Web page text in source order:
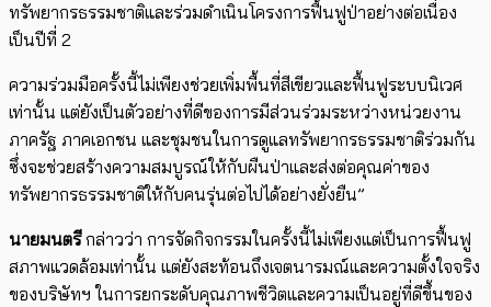
ทรัพยากรธรรมชาติและร่วมดำเนินโครงการฟื้นฟูป่าอย่างต่อเนื่อง
เป็นปีที่ 2
ความร่วมมือครั้งนี้ไม่เพียงช่วยเพิ่มพื้นที่สีเขียวและฟื้นฟูระบบนิเวศ
เท่านั้น แต่ยังเป็นตัวอย่างที่ดีของการมีส่วนร่วมระหว่างหน่วยงาน
ภาครัฐ ภาคเอกชน และชุมชนในการดูแลทรัพยากรธรรมชาติร่วมกัน
ซึ่งจะช่วยสร้างความสมบูรณ์ให้กับผืนป่าและส่งต่อคุณค่าของ
ทรัพยากรธรรมชาติให้กับคนรุ่นต่อไปได้อย่างยั่งยืน”
นายมนตรีกล่าวว่า การจัดกิจกรรมในครั้งนี้ไม่เพียงแต่เป็นการฟื้นฟู
สภาพแวดล้อมเท่านั้น แต่ยังสะท้อนถึงเจตนารมณ์และความตั้งใจจริง
ของบริษัทฯ ในการยกระดับคุณภาพชีวิตและความเป็นอยู่ที่ดีขึ้นของ